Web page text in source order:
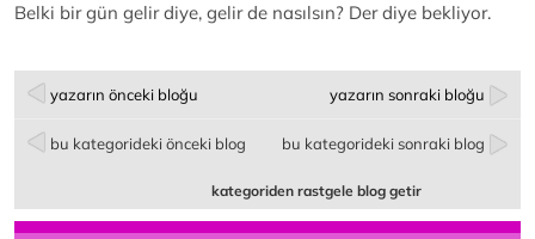
Belki bir gün gelir diye, gelir de nasılsın? Der diye bekliyor.
yazarın önceki bloğu yazarın sonraki bloğu
bu kategorideki önceki blog bu kategorideki sonraki blog
kategoriden rastgele blog getir